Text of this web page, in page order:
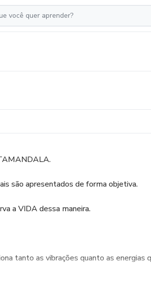
são apresentados de forma objetiva.
a VIDA dessa maneira.
tanto as vibrações quanto as energias